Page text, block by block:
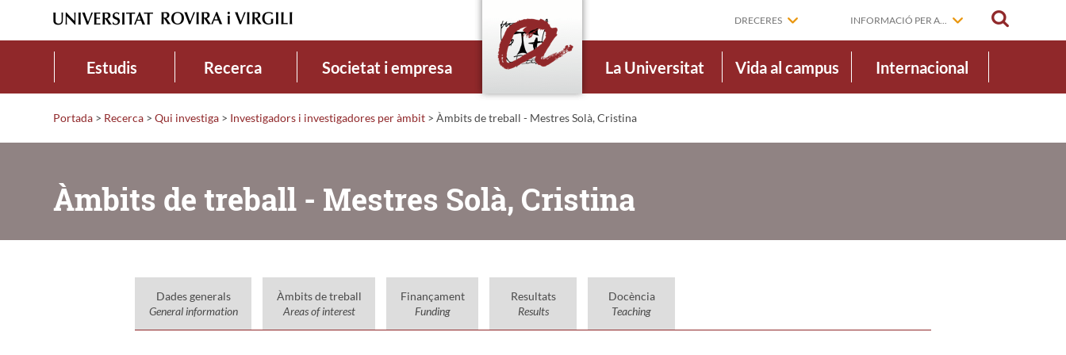
DRECERES INFORMACIÓ PER A...
Estudis Recerca Societat i empresa La Universitat Vida al campus Internacional
Portada > Recerca > Qui investiga > Investigadors i investigadores per àmbit > Àmbits de treball - Mestres Solà, Cristina
Àmbits de treball - Mestres Solà, Cristina
Dades generals
General information
Àmbits de treball
Areas of interest
Finançament
Funding
Resultats
Results
Docència
Teaching